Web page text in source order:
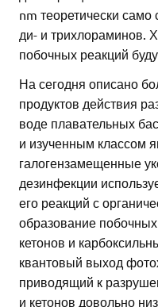
nm теоретически
ди- и трихлораминов.
побочных реакций
На сегодня описано
продуктов действия
воде плавательных
и изученным классом
галогензамещенные
дезинфекции
его реакций с
образование побочных
кетонов и
квантовый выход
приводящий к
и кетонов довольно